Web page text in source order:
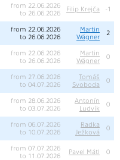
from 22.06.2026
to 26.06.2026
Filip Krejča -1
from 22.06.2026
to 26.06.2026
Martin
Wágner
2
from 22.06.2026
to 26.06.2026
Martin
Wágner
0
from 27.06.2026
to 04.07.2026
Tomáš
Svoboda
0
from 28.06.2026
to 03.07.2026
Antonín
Ludvík
0
from 06.07.2026
to 10.07.2026
Radka
Ježková
0
from 07.07.2026
to 11.07.2026
Pavel Mátl 0